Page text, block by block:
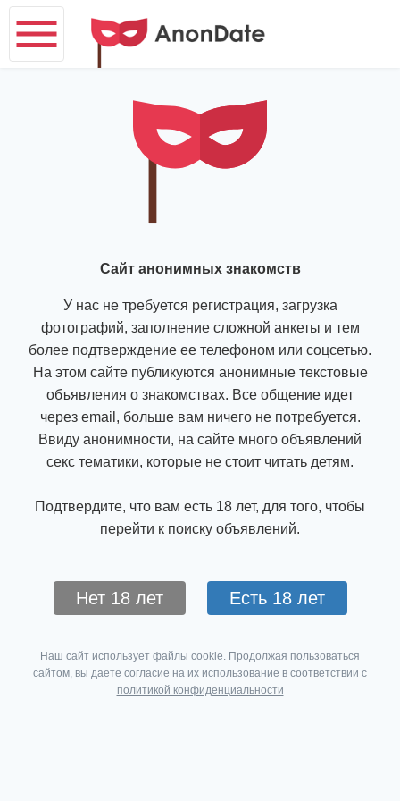
Сайт анонимных знакомств
У нас не требуется регистрация, загрузка
фотографий, заполнение сложной анкеты и тем
более подтверждение ее телефоном или соцсетью.
На этом сайте публикуются анонимные текстовые
объявления о знакомствах. Все общение идет
через email, больше вам ничего не потребуется.
Ввиду анонимности, на сайте много объявлений
секс тематики, которые не стоит читать детям.
Подтвердите, что вам есть 18 лет, для того, чтобы
перейти к поиску объявлений.
Нет 18 лет Есть 18 лет
Наш сайт использует файлы cookie. Продолжая пользоваться
сайтом, вы даете согласие на их использование в соответствии с
политикой конфиденциальности